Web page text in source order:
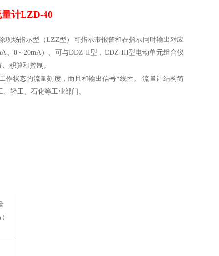
量计LZD-40
现场指示型（LZZ型）可指示带报警和在指示同时输出对应
、 0～20mA）、可与DDZ-II型， DDZ-III型电动单元组合仪
积算和控制。
状态的流量刻度，而且和输出信号*线性。
流量计结构简
轻工、石化等工业部门。